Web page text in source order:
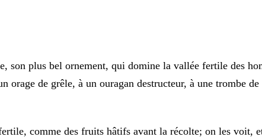
, son plus bel ornement, qui domine la vallée fertile des
orage de grêle, à un ouragan destructeur, à une trombe de
, comme des fruits hâtifs avant la récolte; on les voit,